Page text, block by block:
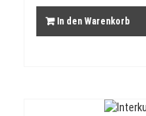
In den Warenkorb